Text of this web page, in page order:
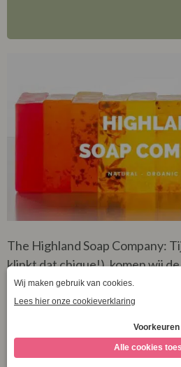
The Highland Soap Company:
klinkt dat chique!), komen wij
Winkels met een sfeer die tot
die het, in dit geval, Schotse
van wilt… Bij het gebrek aan zin
hebben we besloten een
naar huis te nemen.